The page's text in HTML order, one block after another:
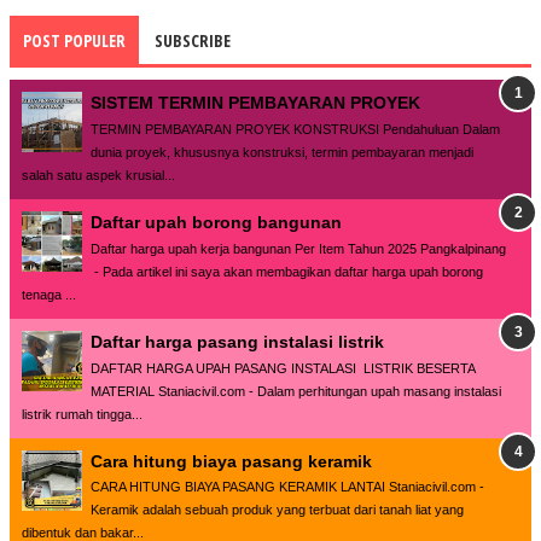
POST POPULER SUBSCRIBE
SISTEM TERMIN PEMBAYARAN PROYEK
TERMIN PEMBAYARAN PROYEK KONSTRUKSI Pendahuluan Dalam
dunia proyek, khususnya konstruksi, termin pembayaran menjadi
salah satu aspek krusial...
Daftar upah borong bangunan
Daftar harga upah kerja bangunan Per Item Tahun 2025 Pangkalpinang
- Pada artikel ini saya akan membagikan daftar harga upah borong
tenaga ...
Daftar harga pasang instalasi listrik
DAFTAR HARGA UPAH PASANG INSTALASI LISTRIK BESERTA
MATERIAL Staniacivil.com - Dalam perhitungan upah masang instalasi
listrik rumah tingga...
Cara hitung biaya pasang keramik
CARA HITUNG BIAYA PASANG KERAMIK LANTAI Staniacivil.com -
Keramik adalah sebuah produk yang terbuat dari tanah liat yang
dibentuk dan bakar...